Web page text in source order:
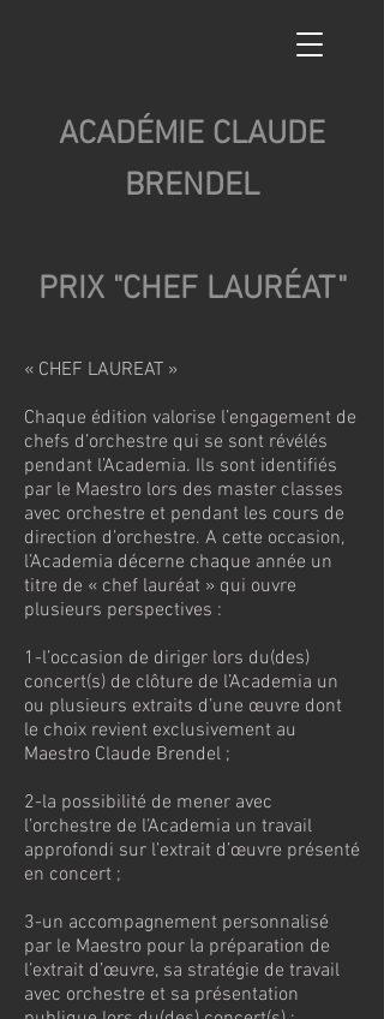
ACADÉMIE CLAUDE
BRENDEL
PRIX "CHEF LAURÉAT"
« CHEF LAUREAT »
Chaque édition valorise l’engagement de
chefs d’orchestre qui se sont révélés
pendant l’Academia. Ils sont identifiés
par le Maestro lors des master classes
avec orchestre et pendant les cours de
direction d’orchestre. A cette occasion,
l’Academia décerne chaque année un
titre de « chef lauréat » qui ouvre
plusieurs perspectives :
1-l’occasion de diriger lors du(des)
concert(s) de clôture de l’Academia un
ou plusieurs extraits d’une œuvre dont
le choix revient exclusivement au
Maestro Claude Brendel ;
2-la possibilité de mener avec
l’orchestre de l’Academia un travail
approfondi sur l’extrait d’œuvre présenté
en concert ;
3-un accompagnement personnalisé
par le Maestro pour la préparation de
l’extrait d’œuvre, sa stratégie de travail
avec orchestre et sa présentation